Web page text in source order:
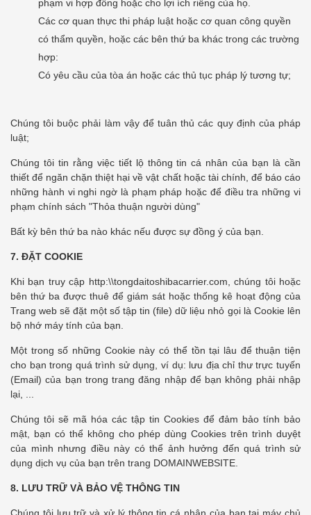
phạm vi hợp đồng hoặc cho lợi ích riêng của họ.
Các cơ quan thực thi pháp luật hoặc cơ quan công quyền
có thẩm quyền, hoặc các bên thứ ba khác trong các trường
hợp:
Có yêu cầu của tòa án hoặc các thủ tục pháp lý tương tự;
Chúng tôi buộc phải làm vậy để tuân thủ các quy định của pháp
luật;
Chúng tôi tin rằng việc tiết lộ thông tin cá nhân của bạn là cần
thiết để ngăn chặn thiệt hại về vật chất hoặc tài chính, để báo cáo
những hành vi nghi ngờ là phạm pháp hoặc để điều tra những vi
phạm chính sách "Thỏa thuận người dùng"
Bất kỳ bên thứ ba nào khác nếu được sự đồng ý của bạn.
7. ĐẶT COOKIE
Khi bạn truy cập http:\\tongdaitoshibacarrier.com , chúng tôi hoặc
bên thứ ba được thuê để giám sát hoặc thống kê hoạt động của
Trang web sẽ đặt một số tập tin (file) dữ liệu nhỏ gọi là Cookie lên
bộ nhớ máy tính của bạn.
Một trong số những Cookie này có thể tồn tại lâu để thuận tiện
cho bạn trong quá trình sử dụng, ví dụ: lưu địa chỉ thư trực tuyến
(Email) của bạn trong trang đăng nhập để bạn không phải nhập
lại, ...
Chúng tôi sẽ mã hóa các tập tin Cookies để đảm bảo tính bảo
mật, bạn có thể không cho phép dùng Cookies trên trình duyệt
của mình nhưng điều này có thể ảnh hưởng đến quá trình sử
dụng dịch vụ của bạn trên trang DOMAINWEBSITE.
8. LƯU TRỮ VÀ BẢO VỆ THÔNG TIN